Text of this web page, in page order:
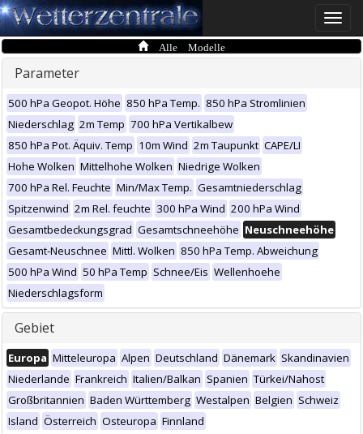
Toggle
Alle Modelle
Parameter
500 hPa Geopot. Höhe 850 hPa Temp. 850 hPa Stromlinien
Niederschlag 2m Temp 700 hPa Vertikalbew
850 hPa Pot. Äquiv. Temp 10m Wind 2m Taupunkt CAPE/LI
Hohe Wolken Mittelhohe Wolken Niedrige Wolken
700 hPa Rel. Feuchte Min/Max Temp. Gesamtniederschlag
Spitzenwind 2m Rel. feuchte 300 hPa Wind 200 hPa Wind
Gesamtbedeckungsgrad Gesamtschneehöhe Neuschneehöhe
Gesamt-Neuschnee Mittl. Wolken 850 hPa Temp. Abweichung
500 hPa Wind 50 hPa Temp Schnee/Eis Wellenhoehe
Niederschlagsform
Gebiet
Europa Mitteleuropa Alpen Deutschland Dänemark Skandinavien
Niederlande Frankreich Italien/Balkan Spanien Türkei/Nahost
Großbritannien Baden Württemberg Westalpen Belgien Schweiz
Island Österreich Osteuropa Finnland